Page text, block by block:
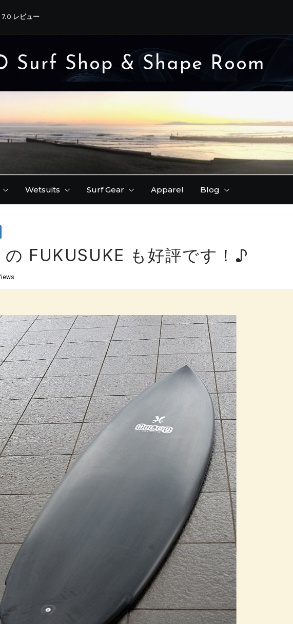
レビュー
ますが、今ならクリアーカラーが早いです！( 理由
ら届いた近況 ( IDATEN / 韋駄天 ) レポート / 第
Surf Shop & Shape Room
Wetsuits Surf Gear Apparel Blog
FUKUSUKE も好評です！♪